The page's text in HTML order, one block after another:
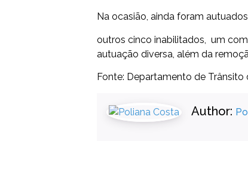
Na ocasião, ainda foram
outros cinco inabilitados, um
autuação diversa, além da
Fonte: Departamento de Trânsito
Author: